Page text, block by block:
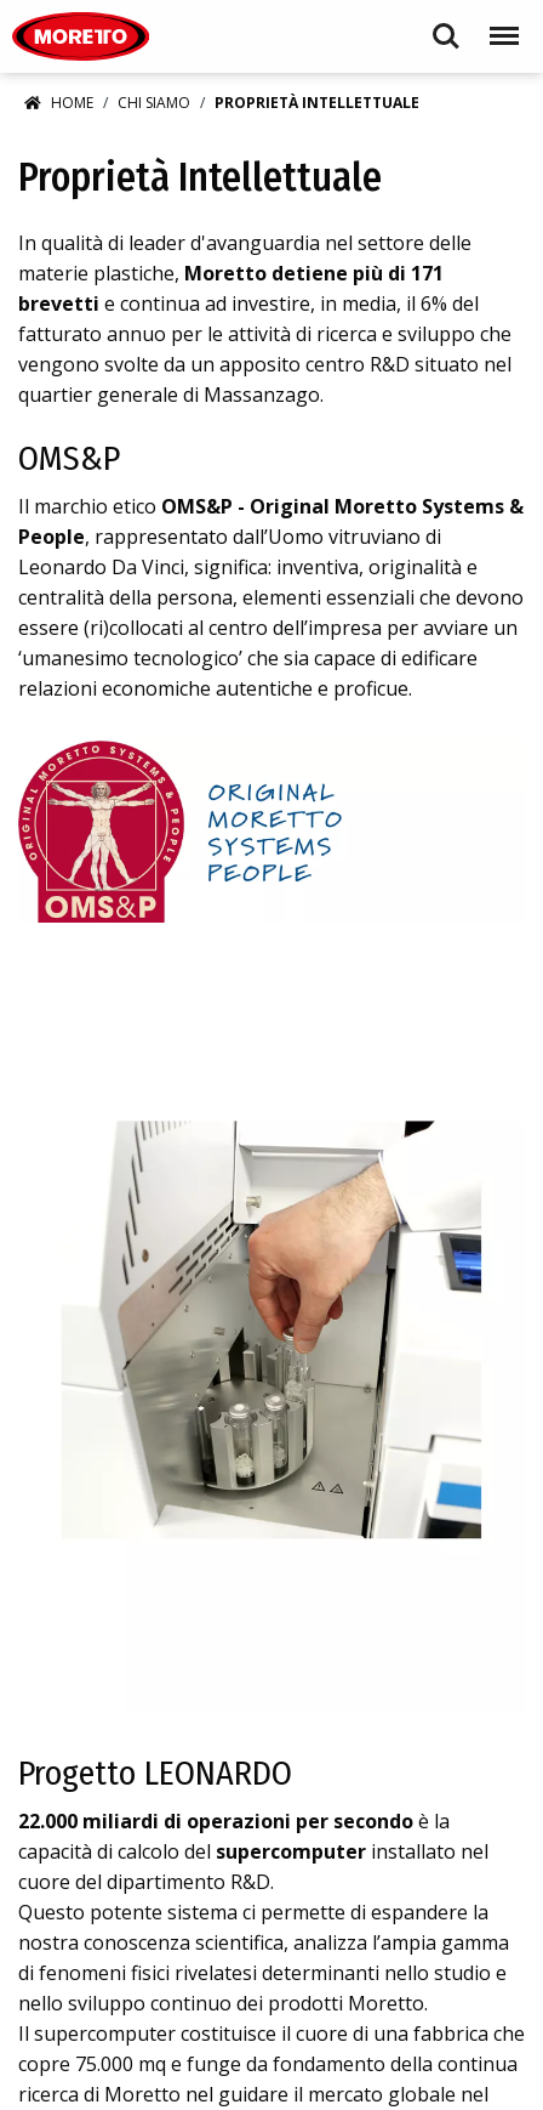
Search Menu
HOME CHI SIAMO PROPRIETÀ INTELLETTUALE
Proprietà Intellettuale
In qualità di leader d'avanguardia nel settore delle
materie plastiche, Moretto detiene più di 171
brevetti e continua ad investire, in media, il 6% del
fatturato annuo per le attività di ricerca e sviluppo che
vengono svolte da un apposito centro R&D situato nel
quartier generale di Massanzago.
OMS&P
Il marchio etico OMS&P - Original Moretto Systems &
People, rappresentato dall’Uomo vitruviano di
Leonardo Da Vinci, significa: inventiva, originalità e
centralità della persona, elementi essenziali che devono
essere (ri)collocati al centro dell’impresa per avviare un
‘umanesimo tecnologico’ che sia capace di edificare
relazioni economiche autentiche e proficue.
Progetto LEONARDO
22.000 miliardi di operazioni per secondoè la
capacità di calcolo del supercomputer installato nel
cuore del dipartimento R&D.
Questo potente sistema ci permette di espandere la
nostra conoscenza scientifica, analizza l’ampia gamma
di fenomeni fisici rivelatesi determinanti nello studio e
nello sviluppo continuo dei prodotti Moretto.
Il supercomputer costituisce il cuore di una fabbrica che
copre 75.000 mq e funge da fondamento della continua
ricerca di Moretto nel guidare il mercato globale nel